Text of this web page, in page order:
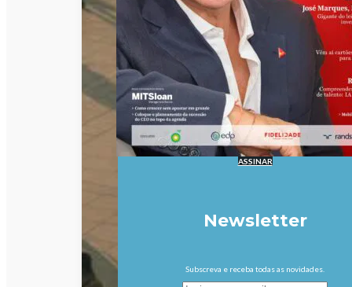
ASSINAR
Newsletter
Subscreva e receba todas as novidades.